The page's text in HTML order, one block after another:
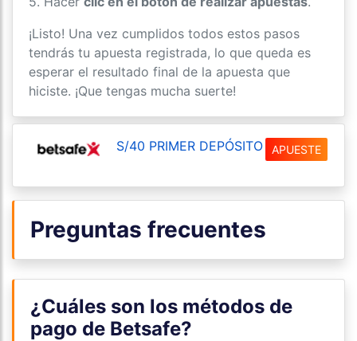
¡Listo! Una vez cumplidos todos estos pasos
tendrás tu apuesta registrada, lo que queda es
esperar el resultado final de la apuesta que
hiciste. ¡Que tengas mucha suerte!
S/40 PRIMER DEPÓSITO APUESTE
Preguntas frecuentes
¿Cuáles son los métodos de
pago de Betsafe?